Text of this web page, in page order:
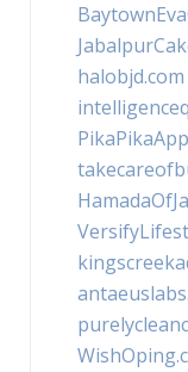
halobjd.com